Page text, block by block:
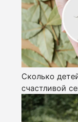
Сколько
счастливой